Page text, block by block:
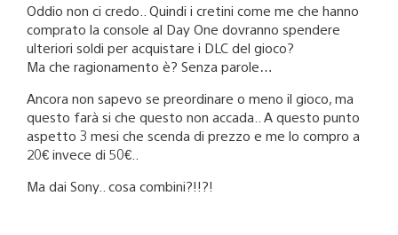
Oddio non ci credo.. Quindi i cretini come me che hanno
comprato la console al Day One dovranno spendere
ulteriori soldi per acquistare i DLC del gioco?
Ma che ragionamento è? Senza parole…
Ancora non sapevo se preordinare o meno il gioco, ma
questo farà si che questo non accada.. A questo punto
aspetto 3 mesi che scenda di prezzo e me lo compro a
20€ invece di 50€..
Ma dai Sony.. cosa combini?!!?!